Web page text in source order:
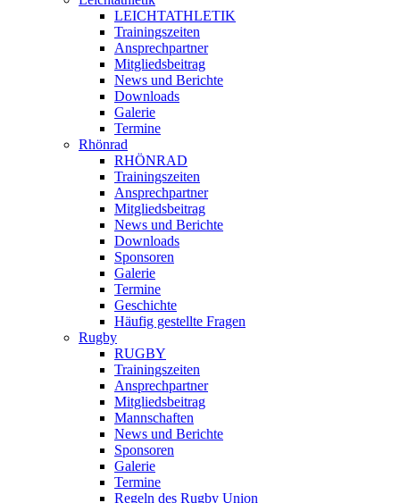
LEICHTATHLETIK
Trainingszeiten
Ansprechpartner
Mitgliedsbeitrag
News und Berichte
Downloads
Galerie
Termine
Rhönrad
RHÖNRAD
Trainingszeiten
Ansprechpartner
Mitgliedsbeitrag
News und Berichte
Downloads
Sponsoren
Galerie
Termine
Geschichte
Häufig gestellte Fragen
Rugby
RUGBY
Trainingszeiten
Ansprechpartner
Mitgliedsbeitrag
Mannschaften
News und Berichte
Sponsoren
Galerie
Termine
Regeln des Rugby Union